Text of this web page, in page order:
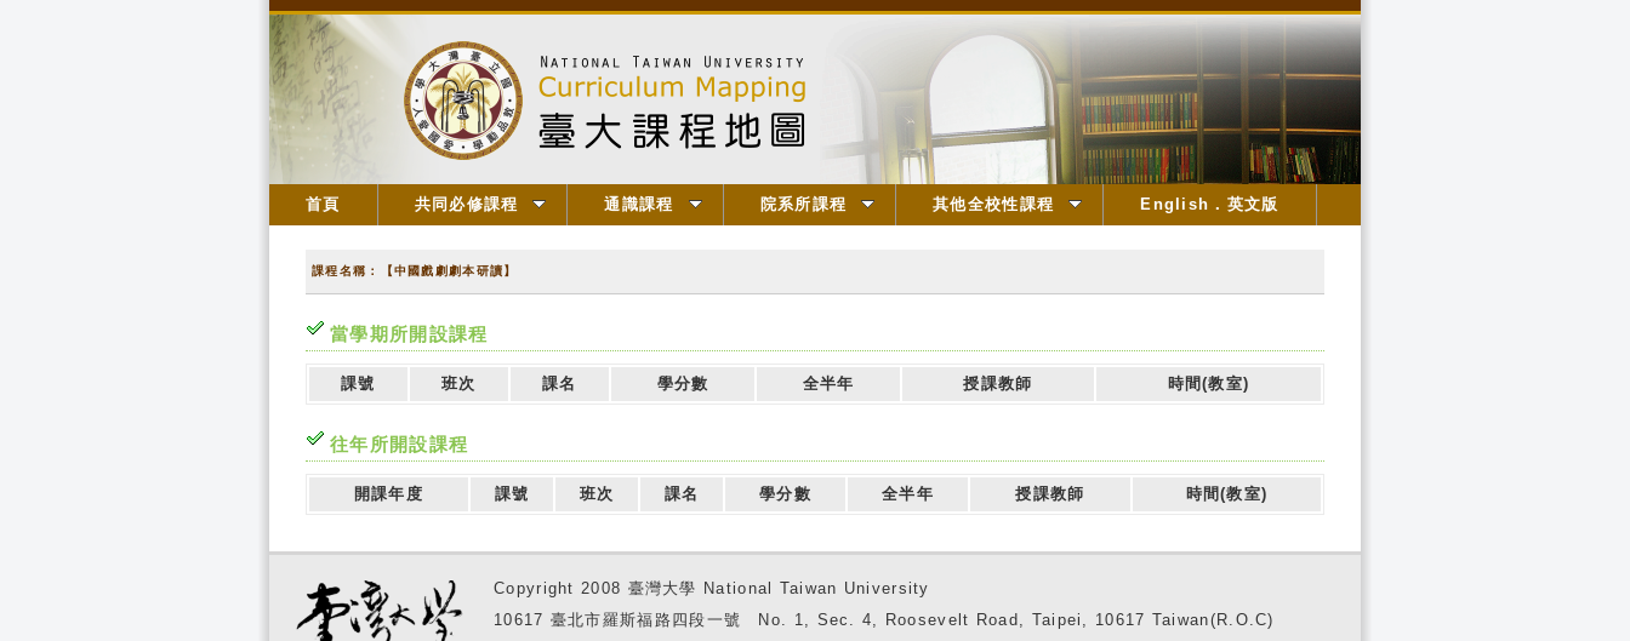
首頁 共同必修課程 通識課程 院系所課程 其他全校性課程 English．英文版
課程名稱：【中國戲劇劇本研讀】
當學期所開設課程
課號 班次 課名 學分數 全半年 授課教師 時間(教室)
往年所開設課程
開課年度 課號 班次 課名 學分數 全半年 授課教師 時間(教室)
Copyright 2008 臺灣大學 National Taiwan University
10617 臺北市羅斯福路四段一號 No. 1, Sec. 4, Roosevelt Road, Taipei, 10617 Taiwan(R.O.C)